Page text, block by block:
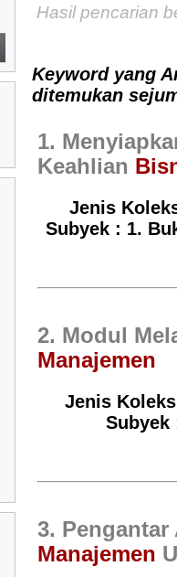
Hasil pencarian
Keyword yang
ditemukan
1.
Keahlian
Jenis
Subyek : 1.
2. Modul
Manajemen
Jenis
Subyek
3.
Manajemen